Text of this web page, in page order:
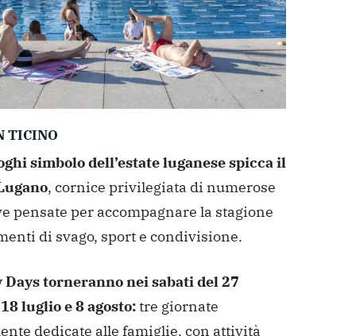
TICINO
simbolo dell’estate luganese spicca il
, cornice privilegiata di numerose
pensate per accompagnare la stagione
di svago, sport e condivisione.
Days torneranno nei sabati del 27
luglio e 8 agosto:tre giornate
dedicate alle famiglie, con attività